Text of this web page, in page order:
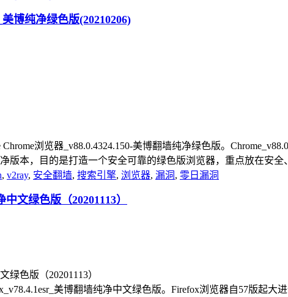
博纯净绿色版(20210206)
Chrome浏览器_v88.0.4324.150-美博翻墙纯净绿色版。
版本，目的是打造一个安全可靠的绿色版浏览器，重点放在安
, v2ray, 安全翻墙, 搜索引擎, 浏览器, 漏洞 , 零日漏洞
文绿色版（20201113）
美博翻墙纯净中文绿色版。Firefox浏览器自57版起